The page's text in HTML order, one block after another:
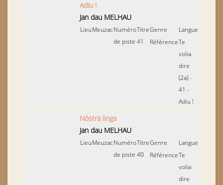
Adiu !
Jan dau MELHAU
LieuMeuzacNuméro
de piste
Titre
41
Genre
Langue
RéférenceTe
volia
dire
(2a) -
41 -
Adiu !
Nòstra linga
Jan dau MELHAU
LieuMeuzacNuméro
de piste
Titre
40
Genre
Langue
RéférenceTe
volia
dire